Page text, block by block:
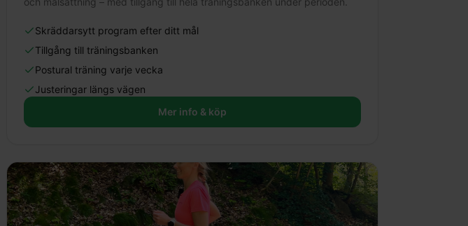
Skräddarsytt program efter ditt mål
Tillgång till träningsbanken
Postural träning varje vecka
Justeringar längs vägen
Mer info & köp